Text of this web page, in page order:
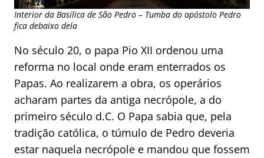
Interior da Basílica de São Pedro – Tumba do apóstolo Pedro
fica debaixo dela
No século 20, o papa Pio XII ordenou uma
reforma no local onde eram enterrados os
Papas. Ao realizarem a obra, os operários
acharam partes da antiga necrópole, a do
primeiro século d.C. O Papa sabia que, pela
tradição católica, o túmulo de Pedro deveria
estar naquela necrópole e mandou que fossem